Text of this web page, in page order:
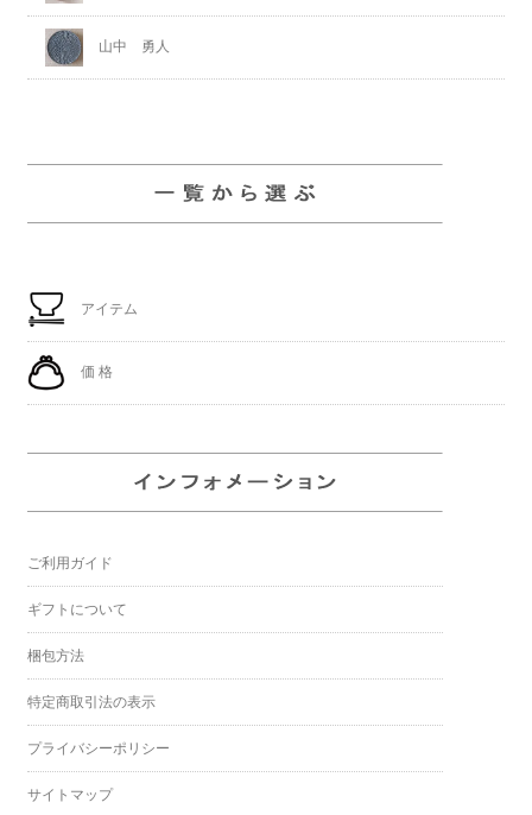
山中 勇人
アイテム
価 格
ご利用ガイド
ギフトについて
梱包方法
特定商取引法の表示
プライバシーポリシー
サイトマップ